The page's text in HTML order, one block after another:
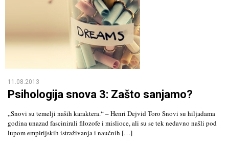
11.08.2013
Psihologija snova 3: Zašto sanjamo?
„Snovi su temelji naših karaktera.“ – Henri Dejvid Toro Snovi su hiljadama
godina unazad fascinirali filozofe i mislioce, ali su se tek nedavno našli pod
lupom empirijskih istraživanja i naučnih […]